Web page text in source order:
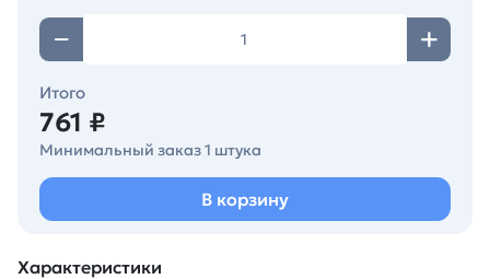
Итого
761 ₽
Минимальный заказ 1 штука
В корзину
Характеристики